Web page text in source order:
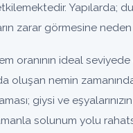
Yapılarda;
zarar görmesine neden
ideal seviyede
oluşan nemin
giysi ve
solunum yolu